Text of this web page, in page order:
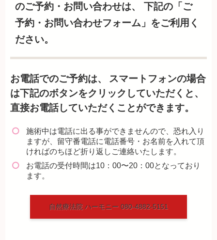
のご予約・お問い合わせは、 下記の「ご
予約・お問い合わせフォーム」をご利用く
ださい。
お電話でのご予約は、
スマートフォンの場合
は下記のボタンをクリックしていただくと、
直接お電話していただくことができます。
施術中は電話に出る事ができませんので、恐れ入り
ますが、留守番電話に電話番号・お名前を入れて頂
ければのちほど折り返しご連絡いたします。
お電話の受付時間は10：00〜20：00となっており
ます。
自然療法院 ハーモニー 080-4882-5151